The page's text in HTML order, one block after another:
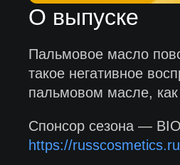
О выпуске
Пальмовое масло
такое негативное
пальмовом масле,
Спонсор сезона —
https://